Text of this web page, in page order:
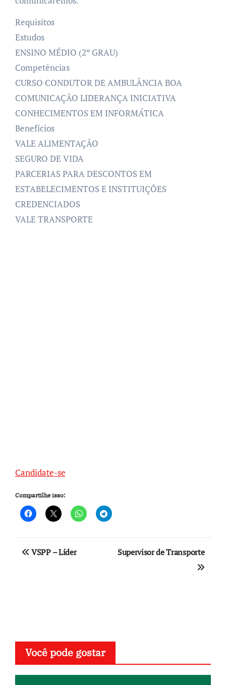
Requisitos
Estudos
ENSINO MÉDIO (2º GRAU)
Competências
CURSO CONDUTOR DE AMBULÂNCIA BOA
COMUNICAÇÃO LIDERANÇA INICIATIVA
CONHECIMENTOS EM INFORMÁTICA
Benefícios
VALE ALIMENTAÇÃO
SEGURO DE VIDA
PARCERIAS PARA DESCONTOS EM
ESTABELECIMENTOS E INSTITUIÇÕES
CREDENCIADOS
VALE TRANSPORTE
Candidate-se
Compartilhe isso:
Navegação
VSPP – Líder Supervisor de Transporte
Você pode gostar